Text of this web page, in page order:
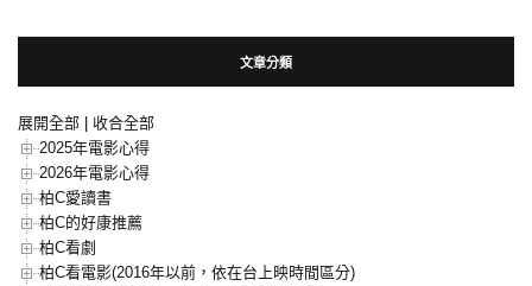
文章分類
展開全部
收合全部
2025年電影心得
2026年電影心得
柏C愛讀書
柏C的好康推薦
柏C看劇
柏C看電影(2016年以前，依在台上映時間區分)